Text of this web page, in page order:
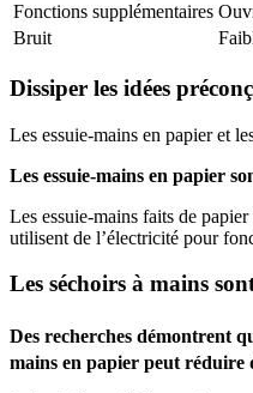
Fonctions supplémentaires
Bruit
Dissiper les idées
Les essuie-mains en papier et
Les essuie-mains en papier
Les essuie-mains faits de
utilisent de l’électricité pour
Les séchoirs à mains
Des recherches démontrent
mains en papier peut réduire